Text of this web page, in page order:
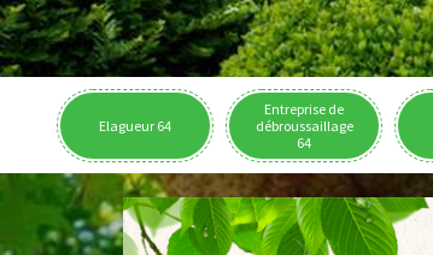
Elagueur 64
Entreprise de
débroussaillage
64